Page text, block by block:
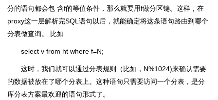
分的语句都会包 含f的等值条件，那么就要用f做分区键。这样，在
proxy这一层解析完SQL语句以后，就能确定将这条语句路由到哪个
分表做查询。 比如
select v from ht where f=N;
这时，我们就可以通过分表规则（比如，N%1024)来确认需要
的数据被放在了哪个分表上。这种语句只需要访问一个分表，是分
库分表方案最欢迎的语句形式了。